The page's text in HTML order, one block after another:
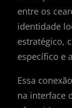
entre os
identidade
estratégico,
específico e
Essa
na interface